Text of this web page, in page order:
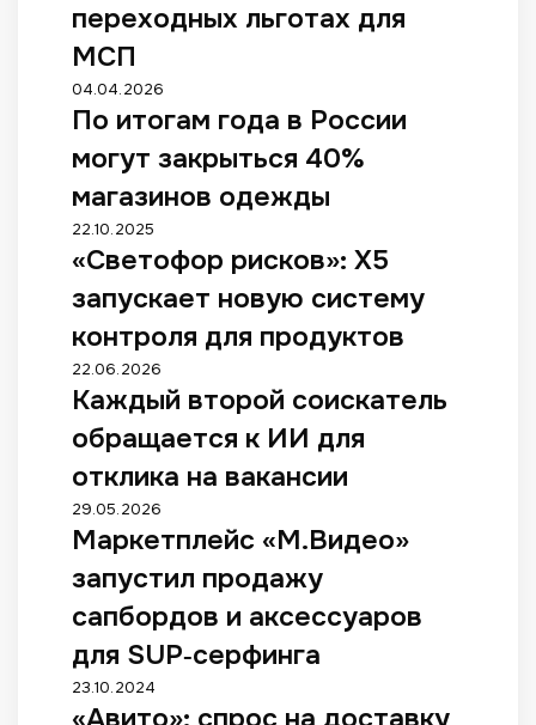
д
у
а
п
р
н
я
з
к
о
н
п
е
р
е
х
о
н
ы
х
переходных льготах для
МСП
П
о
т
о
а
м
г
д
а
в
Р
о
с
и
и
о
г
т
з
а
04.04.2026
По итогам года в России
могут закрыться 40%
магазинов одежды
«
С
е
т
ф
о
р
и
с
к
о
в
:
X
5
22.10.2025
«Светофор рисков»: X5
запускает новую систему
контроля для продуктов
К
а
д
ы
в
т
о
о
й
с
о
и
22.06.2026
Каждый второй соискатель
обращается к ИИ для
отклика на вакансии
М
а
к
е
п
л
29.05.2026
Маркетплейс «М.Видео»
запустил продажу
сапбордов и аксессуаров
для SUP‑серфинга
«
А
23.10.2024